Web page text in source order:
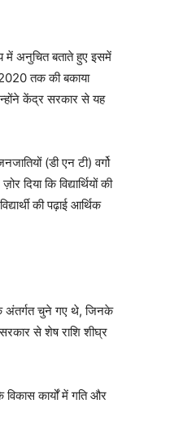
में अनुचित बताते हुए इसमें
2020 तक की बकाया
केंद्र सरकार से यह
(डी एन टी) वर्गो
दिया कि विद्यार्थियों की
की पढ़ाई आर्थिक
अंतर्गत चुने गए थे, जिनके
से शेष राशि शीघ्र
कार्यों में गति और